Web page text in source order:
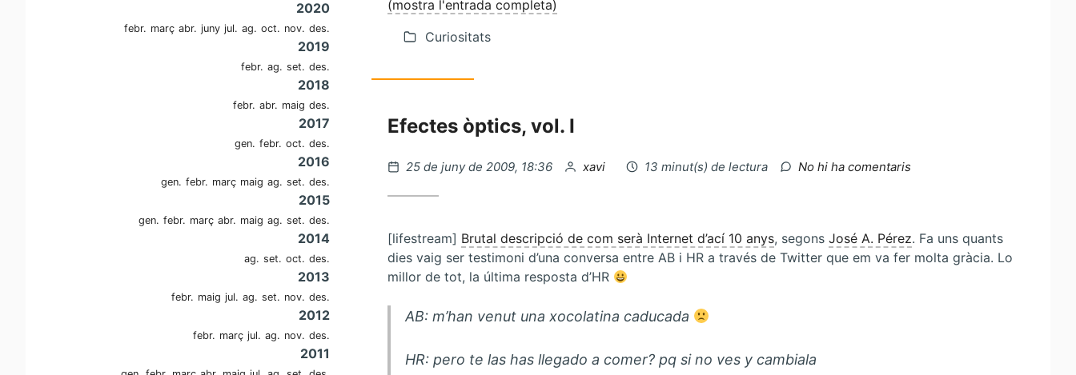
2020
febr. març abr. juny jul. ag. oct. nov. des.
2019
febr. ag. set. des.
2018
febr. abr. maig des.
2017
gen. febr. oct. des.
2016
gen. febr. març maig ag. set. des.
2015
gen. febr. març abr. maig ag. set. des.
2014
ag. set. oct. des.
2013
febr. maig jul. ag. set. nov. des.
2012
febr. març jul. ag. nov. des.
2011
(mostra l'entrada completa)
Curiositats
Efectes òptics, vol. I
Publicat
25 de juny de 2009, 18:36 per
xavi 13 minut(s) de lectura No hi ha comentaris
[lifestream] Brutal descripció de com serà Internet d’ací 10 anys, segons José A. Pérez. Fa uns quants
dies vaig ser testimoni d’una conversa entre AB i HR a través de Twitter que em va fer molta gràcia. Lo
millor de tot, la última resposta d’HR
AB: m’han venut una xocolatina caducada
HR: pero te las has llegado a comer? pq si no ves y cambiala